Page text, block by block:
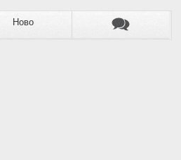
Ново